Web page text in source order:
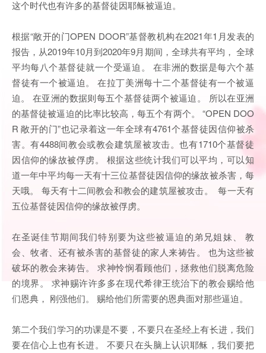
这个时代也有许多的基督徒因耶稣被逼迫。
根据“敞开的门OPEN DOOR”基督教机构在2021年1月发表的
报告，从2019年10月到2020年9月期间，全球共有平均， 全球
平均每八个基督徒就一个受逼迫。 在非洲的数据是每六个基
督徒有一个被逼迫。 在拉丁美洲每十二个基督徒有一个被逼
迫。 在亚洲的数据则每五个基督徒两个被逼迫。 所以在亚洲
的基督徒被逼迫的比率比较高，每五个有两个。 “OPEN DOO
R 敞开的门”也记录着这一年全球有4761个基督徒因信仰被杀
害。有4488间教会或教会建筑屋被攻击。也有1710个基督徒
因信仰的缘故被俘虏。 根据这些统计我们可以平均，可以知
道一年中平均每一天有十三位基督徒因信仰的缘故被杀害，每
天哦。 每天有十二间教会和教会的建筑屋被攻击。 每一天有
五位基督徒因信仰的缘故被俘虏。
在圣诞佳节期间我们特别要为这些被逼迫的弟兄姐妹、 教
会、牧者、还有被杀害的基督徒的家人来祷告。 也为这些被
破坏的教会来祷告。 求神怜悯看顾他们，拯救他们脱离危险
的境界。 求神赐许许多多在现代希律王统治下的教会赐给他
们恩典， 刚强他们。 赐给他们所需要的恩典面对那些逼迫。
第二个我们学习的功课是不要，不要只在圣经上有长进，我们
要在信心上也有长进。 不要只在头脑上认识耶稣，我们要把